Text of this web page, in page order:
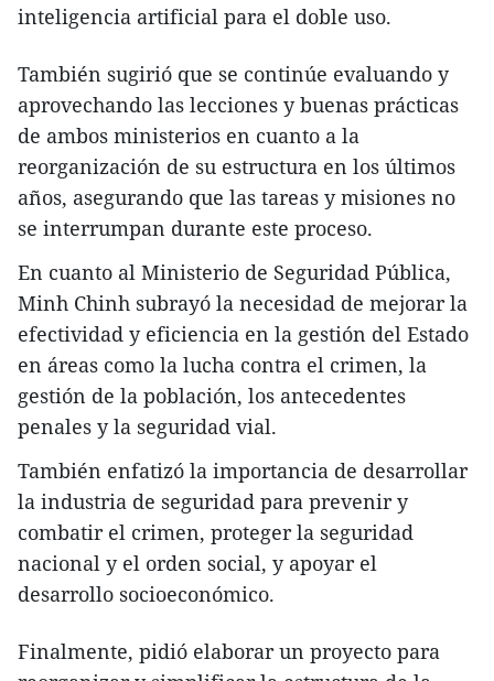
inteligencia artificial para el doble uso.
También sugirió que se continúe evaluando y
aprovechando las lecciones y buenas prácticas
de ambos ministerios en cuanto a la
reorganización de su estructura en los últimos
años, asegurando que las tareas y misiones no
se interrumpan durante este proceso.
En cuanto al Ministerio de Seguridad Pública,
Minh Chinh subrayó la necesidad de mejorar la
efectividad y eficiencia en la gestión del Estado
en áreas como la lucha contra el crimen, la
gestión de la población, los antecedentes
penales y la seguridad vial.
También enfatizó la importancia de desarrollar
la industria de seguridad para prevenir y
combatir el crimen, proteger la seguridad
nacional y el orden social, y apoyar el
desarrollo socioeconómico.
Finalmente, pidió elaborar un proyecto para